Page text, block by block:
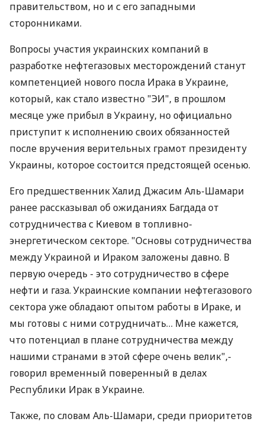
правительством, но и с его западными
сторонниками.
Вопросы участия украинских компаний в
разработке нефтегазовых месторождений станут
компетенцией нового посла Ирака в Украине,
который, как стало известно "ЭИ", в прошлом
месяце уже прибыл в Украину, но официально
приступит к исполнению своих обязанностей
после вручения верительных грамот президенту
Украины, которое состоится предстоящей осенью.
Его предшественник Халид Джасим Аль-Шамари
ранее рассказывал об ожиданиях Багдада от
сотрудничества с Киевом в топливно-
энергетическом секторе. "Основы сотрудничества
между Украиной и Ираком заложены давно. В
первую очередь - это сотрудничество в сфере
нефти и газа. Украинские компании нефтегазового
сектора уже обладают опытом работы в Ираке, и
мы готовы с ними сотрудничать… Мне кажется,
что потенциал в плане сотрудничества между
нашими странами в этой сфере очень велик",-
говорил временный поверенный в делах
Республики Ирак в Украине.
Также, по словам Аль-Шамари, среди приоритетов